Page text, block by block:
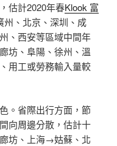
估計2020年春Klook 富
州、北京、深圳、成
、西安等區域中間年
坊、阜陽、徐州、溫
用工或勞務輸入量較
。省際出行方面，節
向周邊分散，估計十
坊、上海→姑蘇、北